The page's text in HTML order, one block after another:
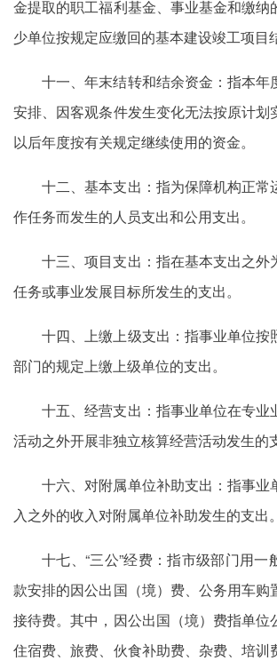
金提取的职工福利基金、事业基金和缴纳
少单位按规定应缴回的基本建设竣工项目
十一、年末结转和结余资金：指本年
安排、因客观条件发生变化无法按原计划
以后年度按有关规定继续使用的资金。
十二、基本支出：指为保障机构正常
作任务而发生的人员支出和公用支出。
十三、项目支出：指在基本支出之外
任务或事业发展目标所发生的支出。
十四、上缴上级支出：指事业单位按
部门的规定上缴上级单位的支出。
十五、经营支出：指事业单位在专业
活动之外开展非独立核算经营活动发生的
十六、对附属单位补助支出：指事业
入之外的收入对附属单位补助发生的支出。
十七、“三公”经费：指市级部门用一
款安排的因公出国（境）费、公务用车购
接待费。其中，因公出国（境）费指单位
住宿费、旅费、伙食补助费、杂费、培训